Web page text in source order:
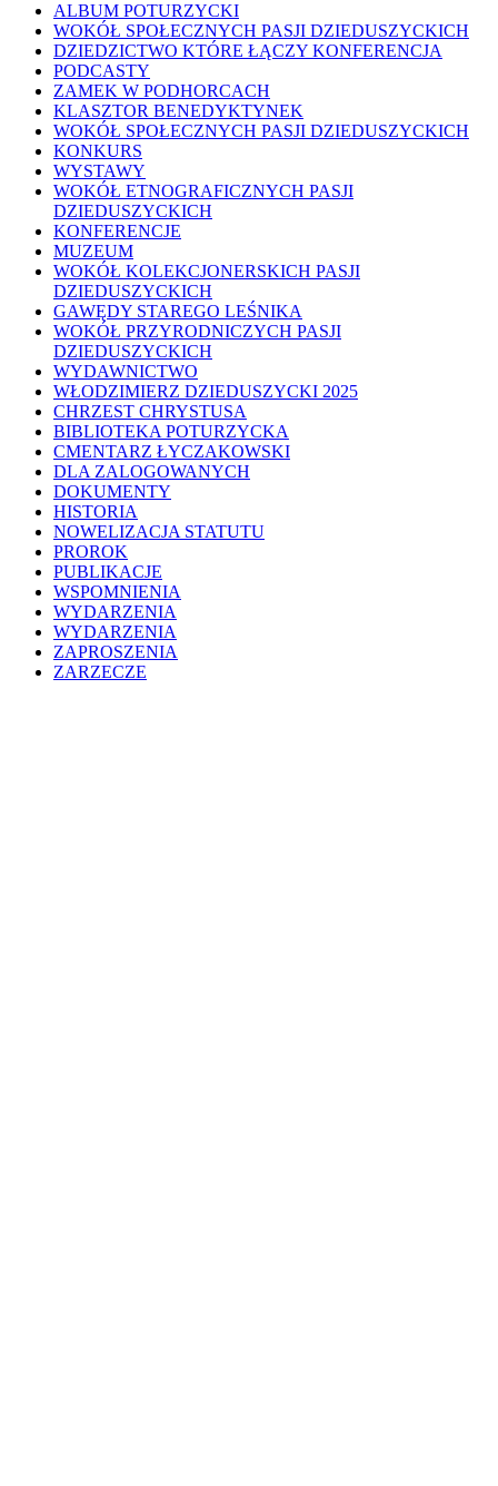
ALBUM POTURZYCKI
WOKÓŁ SPOŁECZNYCH PASJI DZIEDUSZYCKICH
DZIEDZICTWO KTÓRE ŁĄCZY KONFERENCJA
PODCASTY
ZAMEK W PODHORCACH
KLASZTOR BENEDYKTYNEK
WOKÓŁ SPOŁECZNYCH PASJI DZIEDUSZYCKICH
KONKURS
WYSTAWY
WOKÓŁ ETNOGRAFICZNYCH PASJI
DZIEDUSZYCKICH
KONFERENCJE
MUZEUM
WOKÓŁ KOLEKCJONERSKICH PASJI
DZIEDUSZYCKICH
GAWĘDY STAREGO LEŚNIKA
WOKÓŁ PRZYRODNICZYCH PASJI
DZIEDUSZYCKICH
WYDAWNICTWO
WŁODZIMIERZ DZIEDUSZYCKI 2025
CHRZEST CHRYSTUSA
BIBLIOTEKA POTURZYCKA
CMENTARZ ŁYCZAKOWSKI
DLA ZALOGOWANYCH
DOKUMENTY
HISTORIA
NOWELIZACJA STATUTU
PROROK
PUBLIKACJE
WSPOMNIENIA
WYDARZENIA
WYDARZENIA
ZAPROSZENIA
ZARZECZE